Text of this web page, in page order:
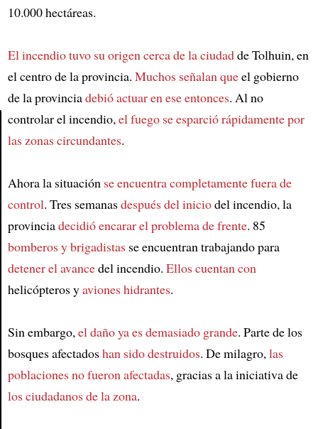
10.000 hectáreas.
El incendio tuvo su origen cerca de la ciudadde Tolhuin, en
el centro de la provincia. Muchos señalan queel gobierno
de la provinciadebió actuar en ese entonces. Al no
controlar el incendio,el fuego se esparció rápidamente por
las zonas circundantes.
Ahora la situación se encuentra completamente fuera de
control. Tres semanasdespués del iniciodel incendio, la
provinciadecidió encarar el problema de frente. 85
bomberos y brigadistasse encuentran trabajando para
detener el avancedel incendio. Ellos cuentan con
helicópteros yaviones hidrantes.
Sin embargo,el daño ya es demasiado grande. Parte de los
bosques afectadoshan sido destruidos. De milagro,las
poblaciones no fueron afectadas, gracias a la iniciativa de
los ciudadanos de la zona.